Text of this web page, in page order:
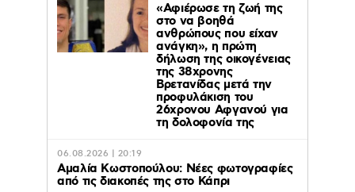
«Αφιέρωσε τη ζωή της
στο να βοηθά
ανθρώπους που είχαν
ανάγκη», η πρώτη
δήλωση της οικογένειας
της 38χρονης
Βρετανίδας μετά την
προφυλάκιση του
26χρονου Αφγανού για
τη δολοφονία της
06.08.2026 | 20:19
Αμαλία Κωστοπούλου: Νέες φωτογραφίες
από τις διακοπές της στο Κάπρι